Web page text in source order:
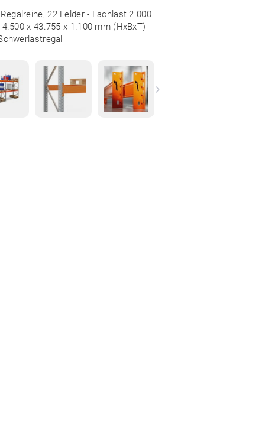
22 Felder - Fachlast 2.000
x 43.755 x 1.100 mm (HxBxT) -
Next